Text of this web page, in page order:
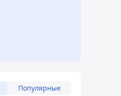
Популярные